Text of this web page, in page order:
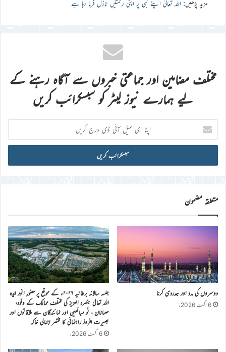
مزید پڑھیں: اللہ تعالیٰ اپنے نبی پر اپنی رحمتیں نازل فرما رہا ہے
مختلف مضامین اور جماعتی خبروں سے آگاہ رہنے کے
لیے ہمارے نیوز لیٹر کو سبسکرائب کریں
اپنا
ای
میل
ڈی
درج
کریں
متعلقہ مضمون
دوسروں کی مدد اور ہمدردی کرنا
6 اگست 2026ء
جلسہ سالانہ برطانیہ ۲۰۲۶ء کے موقع پر حضورِ انور ایّدہ
الله تعالیٰ بنصرہ العزیز کی مختلف ممالک کے وفود،
مہمانان ، نَو مبائعین اور نمائندگان سے ملاقاتوں اور
بصیرت افروز راہنمائی کا مختصر اجمالی خاکہ
6 اگست 2026ء